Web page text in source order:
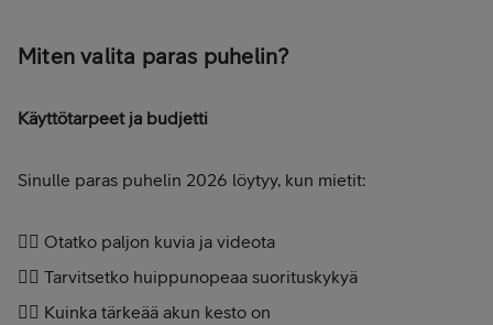
Miten valita paras puhelin?
Käyttötarpeet ja budjetti
Sinulle paras puhelin 2026 löytyy, kun mietit:
👉🏼 Otatko paljon kuvia ja videota
👉🏼 Tarvitsetko huippunopeaa suorituskykyä
👉🏼 Kuinka tärkeää akun kesto on